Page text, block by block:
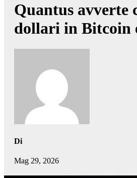
Quantus avverte
dollari in Bitcoin
Di
Mag 29, 2026